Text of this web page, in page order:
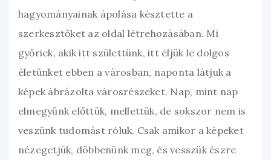
hagyományainak ápolása késztette a
szerkesztőket az oldal létrehozásában. Mi
győriek, akik itt születtünk, itt éljük le dolgos
életünket ebben a városban, naponta látjuk a
képek ábrázolta városrészeket. Nap, mint nap
elmegyünk előttük, mellettük, de sokszor nem is
veszünk tudomást róluk. Csak amikor a képeket
nézegetjük, döbbenünk meg, és vesszük észre